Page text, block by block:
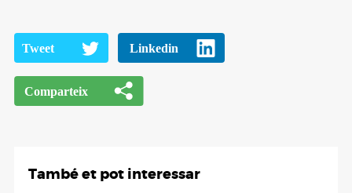
També et pot interessar